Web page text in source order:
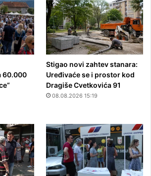
60.000
Stigao novi zahtev stanara:
Uređivaće se i prostor kod
Dragiše Cvetkovića 91
08.08.2026 15:19